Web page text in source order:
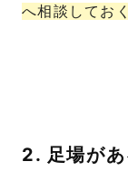
へ相談してお
2. 足場が